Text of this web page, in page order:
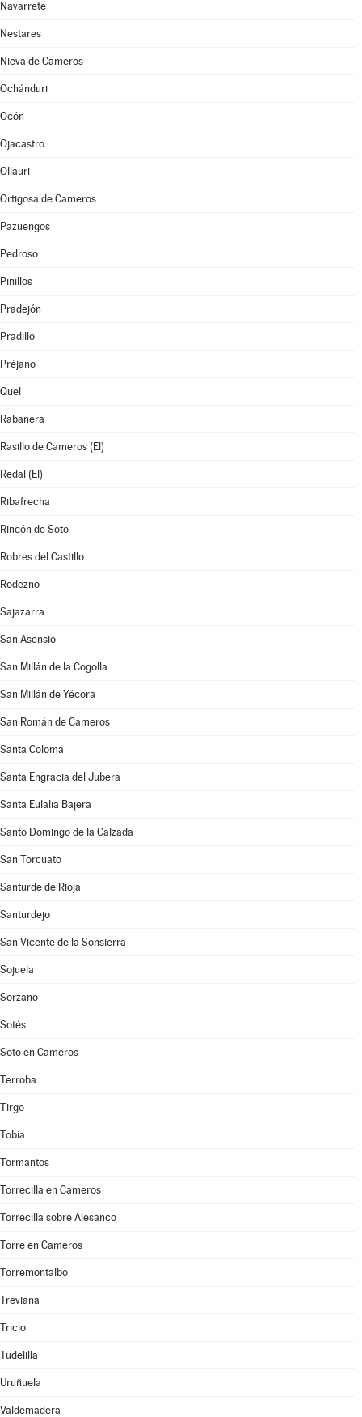
Navarrete
Nestares
Nieva de Cameros
Ochánduri
Ocón
Ojacastro
Ollauri
Ortigosa de Cameros
Pazuengos
Pedroso
Pinillos
Pradejón
Pradillo
Préjano
Quel
Rabanera
Rasillo de Cameros (El)
Redal (El)
Ribafrecha
Rincón de Soto
Robres del Castillo
Rodezno
Sajazarra
San Asensio
San Millán de la Cogolla
San Millán de Yécora
San Román de Cameros
Santa Coloma
Santa Engracia del Jubera
Santa Eulalia Bajera
Santo Domingo de la Calzada
San Torcuato
Santurde de Rioja
Santurdejo
San Vicente de la Sonsierra
Sojuela
Sorzano
Sotés
Soto en Cameros
Terroba
Tirgo
Tobía
Tormantos
Torrecilla en Cameros
Torrecilla sobre Alesanco
Torre en Cameros
Torremontalbo
Treviana
Tricio
Tudelilla
Uruñuela
Valdemadera